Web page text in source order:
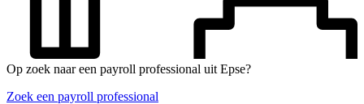
Op zoek naar een payroll professional uit Epse?
Zoek een payroll professional